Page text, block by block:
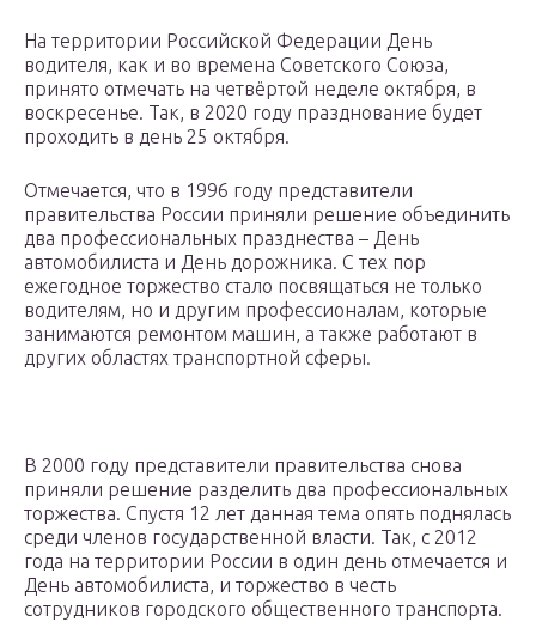
На территории Российской Федерации День
водителя, как и во времена Советского Союза,
принято отмечать на четвёртой неделе октября, в
воскресенье. Так, в 2020 году празднование будет
проходить в день 25 октября.
Отмечается, что в 1996 году представители
правительства России приняли решение объединить
два профессиональных празднества – День
автомобилиста и День дорожника. С тех пор
ежегодное торжество стало посвящаться не только
водителям, но и другим профессионалам, которые
занимаются ремонтом машин, а также работают в
других областях транспортной сферы.
В 2000 году представители правительства снова
приняли решение разделить два профессиональных
торжества. Спустя 12 лет данная тема опять поднялась
среди членов государственной власти. Так, с 2012
года на территории России в один день отмечается и
День автомобилиста, и торжество в честь
сотрудников городского общественного транспорта.